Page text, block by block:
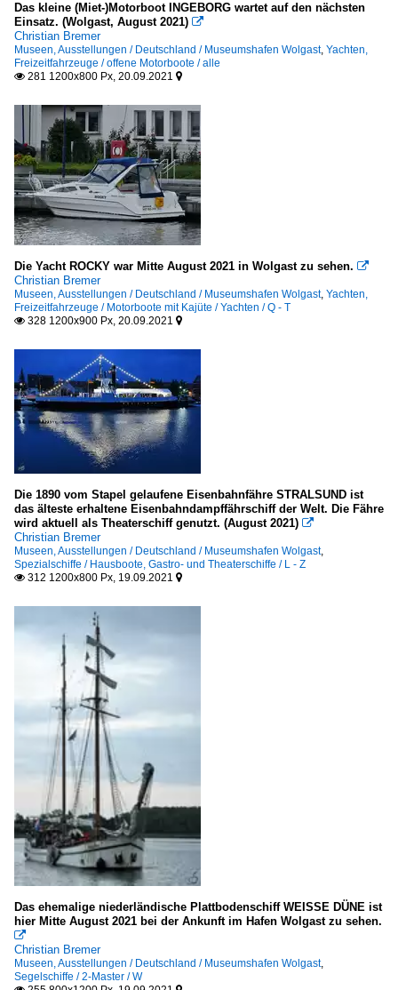
Segelschiffe
1-Master
Sportboote und Yachten
2-Master
W
Spezialschiffe
Hausboote, Gastro- und Theaterschiffe
L - Z
S
Yachten, Freizeitfahrzeuge
Motorboote mit Kajüte / Yachten
Q - T
Sonstige
offene Motorboote
alle
Das kleine (Miet-)Motorboot INGEBORG wartet auf den nächsten
Einsatz. (Wolgast, August 2021) 
Christian Bremer
Museen, Ausstellungen / Deutschland / Museumshafen Wolgast, Yachten,
Freizeitfahrzeuge / offene Motorboote / alle
 281 1200x800 Px, 20.09.2021 
Die Yacht ROCKY war Mitte August 2021 in Wolgast zu sehen. 
Christian Bremer
Museen, Ausstellungen / Deutschland / Museumshafen Wolgast, Yachten,
Freizeitfahrzeuge / Motorboote mit Kajüte / Yachten / Q - T
 328 1200x900 Px, 20.09.2021 
Die 1890 vom Stapel gelaufene Eisenbahnfähre STRALSUND ist
das älteste erhaltene Eisenbahndampffährschiff der Welt. Die Fähre
wird aktuell als Theaterschiff genutzt. (August 2021) 
Christian Bremer
Museen, Ausstellungen / Deutschland / Museumshafen Wolgast,
Spezialschiffe / Hausboote, Gastro- und Theaterschiffe / L - Z
 312 1200x800 Px, 19.09.2021 
Das ehemalige niederländische Plattbodenschiff WEISSE DÜNE ist
hier Mitte August 2021 bei der Ankunft im Hafen Wolgast zu sehen.

Christian Bremer
Museen, Ausstellungen / Deutschland / Museumshafen Wolgast,
Segelschiffe / 2-Master / W